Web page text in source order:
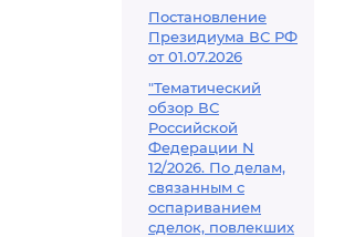
Постановление
Президиума ВС РФ
от 01.07.2026
"Тематический
обзор ВС
Российской
Федерации N
12/2026. По делам,
связанным с
оспариванием
сделок, повлекших